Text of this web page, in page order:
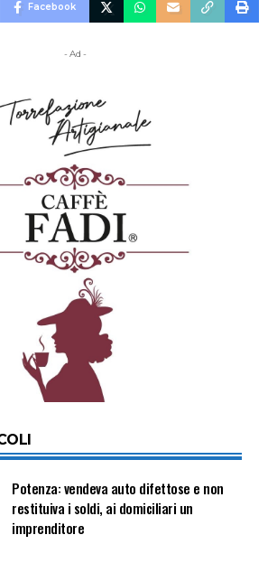
Facebook
- Ad -
Potenza: vendeva auto difettose e non
restituiva i soldi, ai domiciliari un
imprenditore